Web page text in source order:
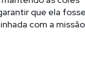
que ela
com a missão